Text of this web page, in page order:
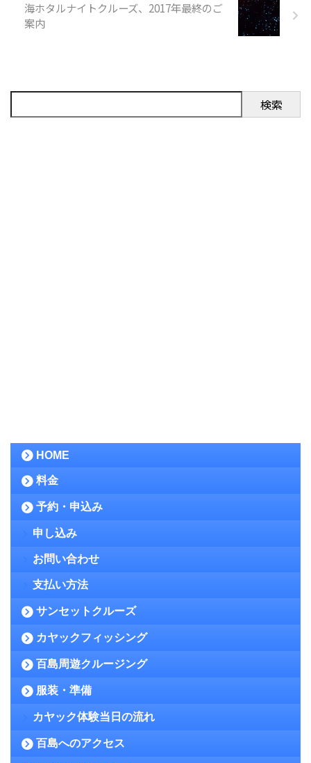
海ホタルナイトクルーズ、2017年最終のご
案内
検索
HOME
料金
予約・申込み
申し込み
お問い合わせ
支払い方法
サンセットクルーズ
カヤックフィッシング
百島周遊クルージング
服装・準備
カヤック体験当日の流れ
百島へのアクセス